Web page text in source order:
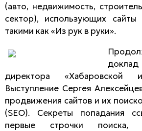
(авто, недвижимость,
сектор), использующих сайты
такими как «Из рук в руки».
директора «Хабаровской
Выступление Сергея
продвижения сайтов и их
(SEO). Секреты попадания
первые строчки поиска,